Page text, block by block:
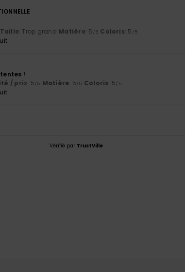
Taille: Trop grand Matière: 5 /5 Coloris: 5 /5
!
/ prix: 5 /5 Matière: 5 /5 Coloris: 5 /5
Vérifié par TrustVille